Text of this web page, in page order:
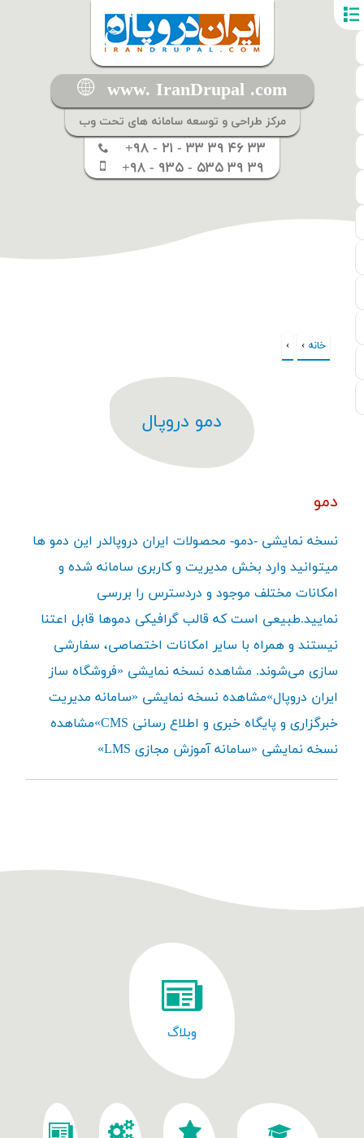
www. IranDrupal .com
مرکز طراحی و توسعه سامانه های تحت وب
+۹۸ - ۲۱ - ۳۳ ۳۹ ۴۶ ۳۳
+۹۸ - ۹۳۵ - ۵۳۵ ۳۹ ۳۹
شما اینجا هستید
خانه ›
›
دمو دروپال
دمو
نسخه نمایشی -دمو- محصولات ایران دروپالدر این دمو ها
میتوانید وارد بخش مدیریت و کاربری سامانه شده و
امکانات مختلف موجود و دردسترس را بررسی
نمایید.طبیعی است که قالب گرافیکی دموها قابل اعتنا
نیستند و همراه با سایر امکانات اختصاصی، سفارشی
سازی می‌شوند. مشاهده نسخه نمایشی «فروشگاه ساز
ایران دروپال»مشاهده نسخه نمایشی «سامانه مدیریت
خبرگزاری و پایگاه خبری و اطلاع رسانی CMS»مشاهده
نسخه نمایشی «سامانه آموزش مجازی LMS»
وبلاگ